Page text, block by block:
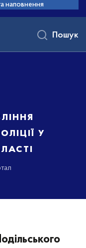
наповнення
у
Пошук